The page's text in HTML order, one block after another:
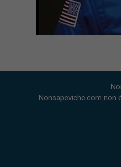
Nonsapeviche.com non